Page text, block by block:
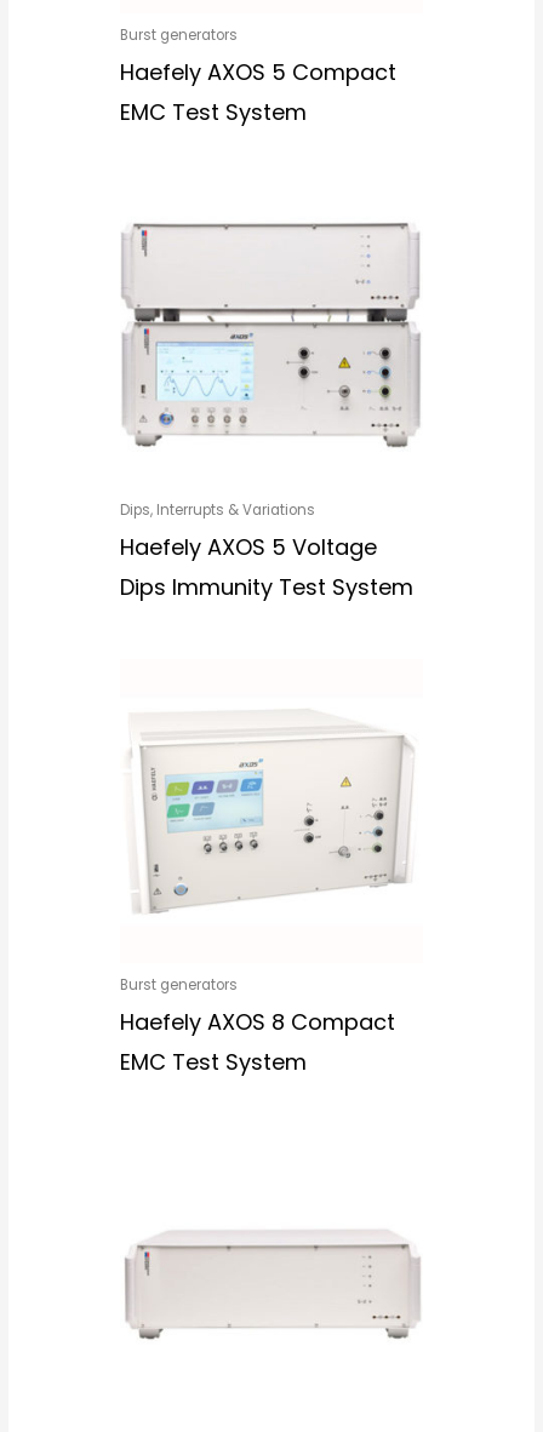
Burst generators
Haefely AXOS 5 Compact
EMC Test System
Dips, Interrupts & Variations
Haefely AXOS 5 Voltage
Dips Immunity Test System
Burst generators
Haefely AXOS 8 Compact
EMC Test System